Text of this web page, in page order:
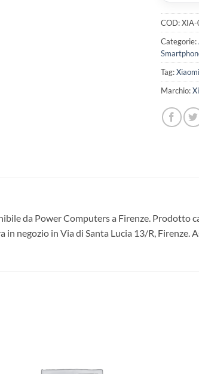
COD:
Categorie:
Tag:Xiaomi
Marchio:
da Power Computers a Firenze. Prodotto
negozio in Via di Santa Lucia 13/R, Firenze.